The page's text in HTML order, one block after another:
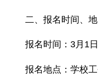
二、报名时间、
报名时间：3月1日
报名地点：学校工